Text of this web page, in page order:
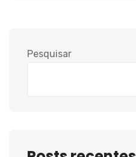
Pesquisar